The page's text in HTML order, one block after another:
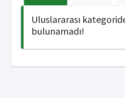
Uluslararası
bulunamadı!